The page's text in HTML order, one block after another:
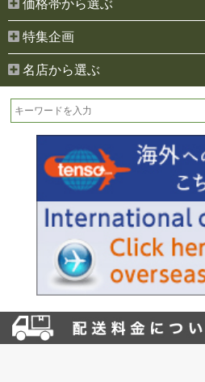
お買い物を続ける
価格帯から選ぶ
特集企画
名店から選ぶ